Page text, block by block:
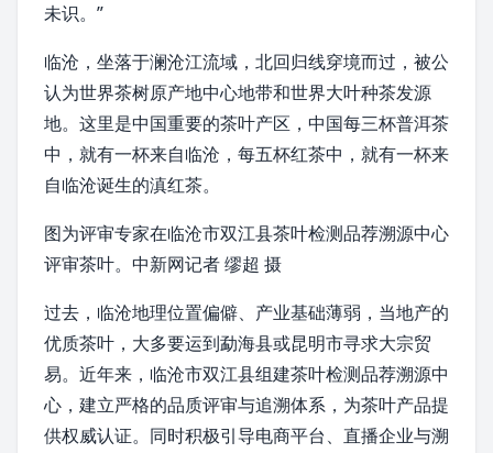
未识。”
临沧，坐落于澜沧江流域， 北回归线穿境而过，被公
认为世界茶树原产地中心地带和世界大叶种茶发源
地。这里是中国重要的茶叶产区，中国每三杯普洱茶
中，就有一杯来自临沧，每五杯红茶中，就有一杯来
自临沧诞生的滇红茶。
图为评审专家在临沧市双江县茶叶检测品荐溯源中心
评审茶叶。中新网记者 缪超 摄
过去，临沧地理位置偏僻、产业基础薄弱，当地产的
优质茶叶，大多要运到勐海县或昆明市寻求大宗贸
易。近年来，临沧市双江县组建茶叶检测品荐溯源中
心，建立严格的品质评审与追溯体系，为茶叶产品提
供权威认证。同时积极引导电商平台、直播企业与溯